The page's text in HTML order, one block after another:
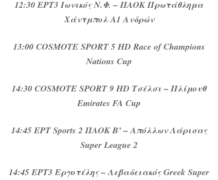
12:30 ΕΡΤ3 Ιωνικός Ν.Φ. – ΠΑΟΚ Πρωτάθλημα
Χάντμπολ Α1 Ανδρών
13:00 COSMOTE SPORT 5 HD Race of Champions
Nations Cup
14:30 COSMOTE SPORT 9 HD Τσέλσι – Πλίμουθ
Emirates FA Cup
14:45 ΕΡΤ Sports 2 ΠΑΟΚ Β’ – Απόλλων Λάρισας
Super League 2
14:45 ΕΡΤ3 Εργοτέλης – Λεβαδειακός Greek Super